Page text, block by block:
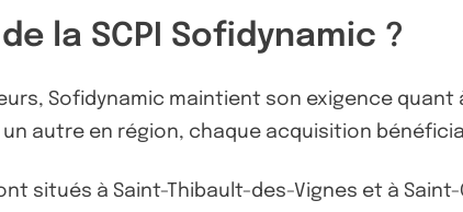
la SCPI Sofidynamic ?
Sofidynamic maintient son exigence quant
autre en région, chaque acquisition
situés à Saint-Thibault-des-Vignes et à